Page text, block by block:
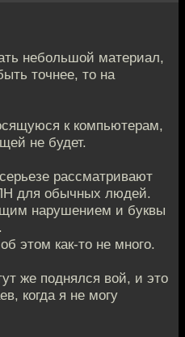
небольшой материал,
точнее, то на
к компьютерам,
не будет.
рассматривают
для обычных людей.
нарушением и буквы
этом как-то не много.
же поднялся вой, и это
когда я не могу